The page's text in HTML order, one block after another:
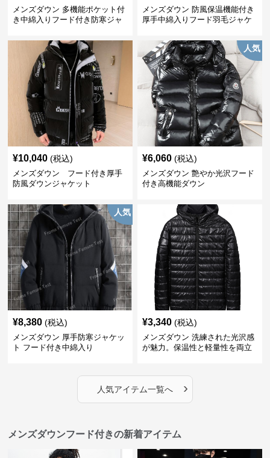
メンズダウン 多機能ポケット付
き中綿入りフード付き防寒ジャ
メンズダウン 防風保温機能付き
厚手中綿入りフード羽毛ジャケ
¥10,040 (税込)
メンズダウン フード付き厚手
防風ダウンジャケット
人気
¥6,060 (税込)
メンズダウン 艶やか光沢フード
付き高機能ダウン
人気
¥8,380 (税込)
メンズダウン 厚手防寒ジャケッ
ト フード付き中綿入り
¥3,340 (税込)
メンズダウン 洗練された光沢感
が魅力。保温性と軽量性を両立
人気アイテム一覧へ ›
メンズダウンフード付きの新着アイテム